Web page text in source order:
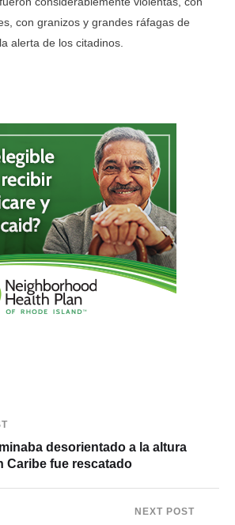
con granizos y grandes ráfagas de
alerta de los citadinos.
desorientado a la altura
Caribe fue rescatado
NEXT POST